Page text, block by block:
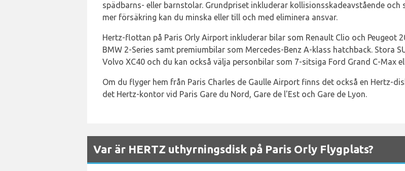
spädbarns- eller barnstolar. Grundpriset inkluderar kollisionsskadeavstående
mer försäkring kan du minska eller till och med eliminera ansvar.
Hertz-flottan på Paris Orly Airport inkluderar bilar som Renault Clio och Peugeot
BMW 2-Series samt premiumbilar som Mercedes-Benz A-klass hatchback. Stora
Volvo XC40 och du kan också välja personbilar som 7-sitsiga Ford Grand C-Max
Om du flyger hem från Paris Charles de Gaulle Airport finns det också en Hertz-
det Hertz-kontor vid Paris Gare du Nord, Gare de l'Est och Gare de Lyon.
Var är HERTZ uthyrningsdisk på Paris Orly Flygplats?